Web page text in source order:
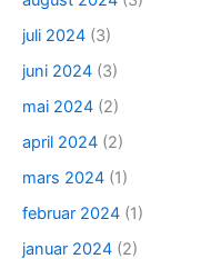
juli 2024 (3)
juni 2024 (3)
mai 2024 (2)
april 2024 (2)
mars 2024 (1)
februar 2024 (1)
januar 2024 (2)